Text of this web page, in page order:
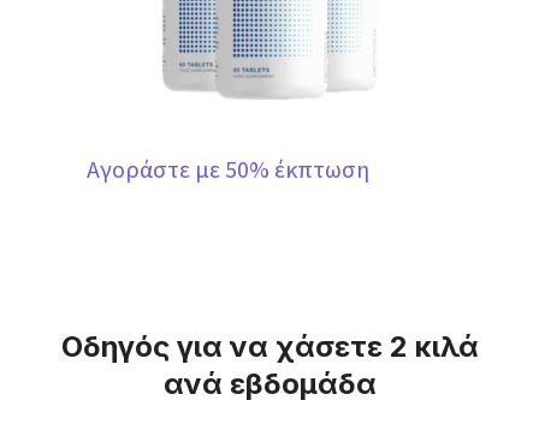
Αγοράστε με 50% έκπτωση
Οδηγός για να χάσετε 2 κιλά
ανά εβδομάδα